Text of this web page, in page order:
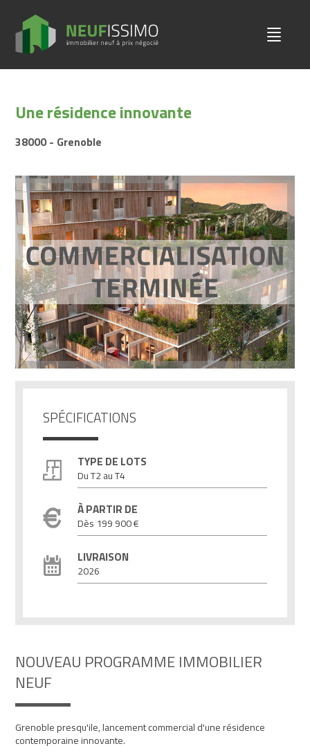
Une résidence innovante
38000 - Grenoble
SPÉCIFICATIONS
TYPE DE LOTS
Du T2 au T4
À PARTIR DE
Dès 199 900 €
LIVRAISON
2026
NOUVEAU PROGRAMME IMMOBILIER
NEUF
Grenoble presqu'ile, lancement commercial d'une résidence
contemporaine innovante.